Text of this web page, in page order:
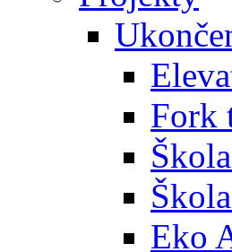
Fork
Eko